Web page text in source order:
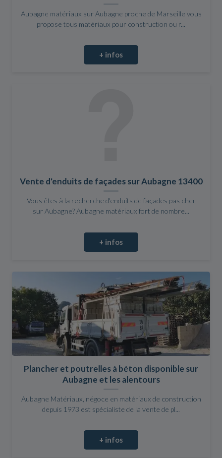
Aubagne matériaux sur Aubagne proche de Marseille vous
propose tous matériaux pour construction ou r...
+ infos
Vente d'enduits de façades sur Aubagne 13400
Vous êtes à la recherche d'enduits de façades pas cher
sur Aubagne? Aubagne matériaux fort de nombre...
+ infos
Plancher et poutrelles à béton disponible sur
Aubagne et les alentours
Aubagne Matériaux, négoce en matériaux de construction
depuis 1973 est spécialiste de la vente de pl...
+ infos